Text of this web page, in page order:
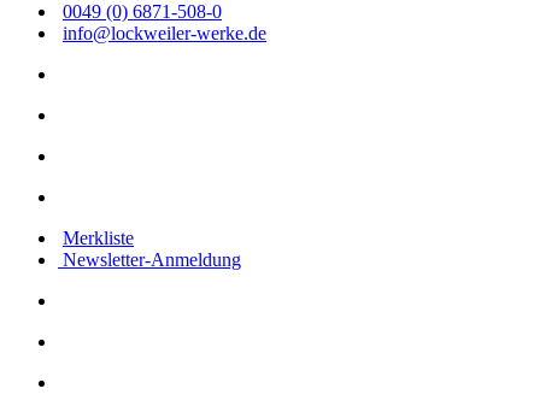
0049 (0) 6871-508-0
info@lockweiler-werke.de
Merkliste
Newsletter-Anmeldung